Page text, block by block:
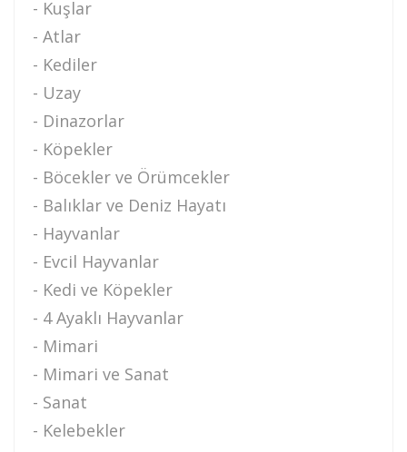
- Kuşlar
- Atlar
- Kediler
- Uzay
- Dinazorlar
- Köpekler
- Böcekler ve Örümcekler
- Balıklar ve Deniz Hayatı
- Hayvanlar
- Evcil Hayvanlar
- Kedi ve Köpekler
- 4 Ayaklı Hayvanlar
- Mimari
- Mimari ve Sanat
- Sanat
- Kelebekler